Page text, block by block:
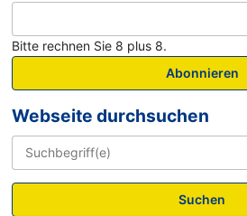
Bitte rechnen Sie 8 plus 8.
Abonnieren
Webseite durchsuchen
Suchen